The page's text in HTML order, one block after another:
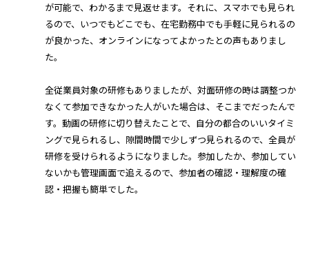
が可能で、わかるまで見返せます。それに、スマホでも見られ
るので、いつでもどこでも、在宅勤務中でも手軽に見られるの
が良かった、オンラインになってよかったとの声もありまし
た。
全従業員対象の研修もありましたが、対面研修の時は調整つか
なくて参加できなかった人がいた場合は、そこまでだったんで
す。動画の研修に切り替えたことで、自分の都合のいいタイミ
ングで見られるし、隙間時間で少しずつ見られるので、全員が
研修を受けられるようになりました。参加したか、参加してい
ないかも管理画面で追えるので、参加者の確認・理解度の確
認・把握も簡単でした。